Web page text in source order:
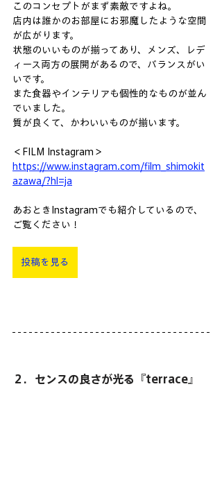
このコンセプトがまず素敵ですよね。
店内は誰かのお部屋にお邪魔したような空間
が広がります。
状態のいいものが揃ってあり、メンズ、レデ
ィース両方の展開があるので、バランスがい
いです。
また食器やインテリアも個性的なものが並ん
でいました。
質が良くて、かわいいものが揃います。
＜FILM Instagram＞
https://www.instagram.com/film_shimokit
azawa/?hl=ja
あおときInstagramでも紹介しているので、
ご覧ください！
投稿を見る
２．センスの良さが光る『terrace』